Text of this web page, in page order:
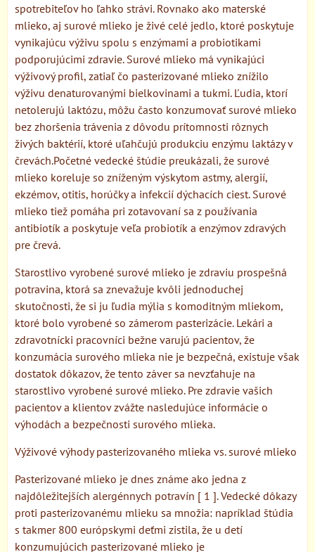
spotrebiteľov ho ľahko strávi. Rovnako ako materské
mlieko, aj surové mlieko je živé celé jedlo, ktoré poskytuje
vynikajúcu výživu spolu s enzýmami a probiotikami
podporujúcimi zdravie. Surové mlieko má vynikajúci
výživový profil, zatiaľ čo pasterizované mlieko znížilo
výživu denaturovanými bielkovinami a tukmi. Ľudia, ktorí
netolerujú laktózu, môžu často konzumovať surové mlieko
bez zhoršenia trávenia z dôvodu prítomnosti rôznych
živých baktérií, ktoré uľahčujú produkciu enzýmu laktázy v
črevách.Početné vedecké štúdie preukázali, že surové
mlieko koreluje so zníženým výskytom astmy, alergií,
ekzémov, otitis, horúčky a infekcií dýchacích ciest. Surové
mlieko tiež pomáha pri zotavovaní sa z používania
antibiotík a poskytuje veľa probiotík a enzýmov zdravých
pre črevá.
Starostlivo vyrobené surové mlieko je zdraviu prospešná
potravina, ktorá sa znevažuje kvôli jednoduchej
skutočnosti, že si ju ľudia mýlia s komoditným mliekom,
ktoré bolo vyrobené so zámerom pasterizácie. Lekári a
zdravotnícki pracovníci bežne varujú pacientov, že
konzumácia surového mlieka nie je bezpečná, existuje však
dostatok dôkazov, že tento záver sa nevzťahuje na
starostlivo vyrobené surové mlieko. Pre zdravie vašich
pacientov a klientov zvážte nasledujúce informácie o
výhodách a bezpečnosti surového mlieka.
Výživové výhody pasterizovaného mlieka vs. surové mlieko
Pasterizované mlieko je dnes známe ako jedna z
najdôležitejších alergénnych potravín [ 1 ]. Vedecké dôkazy
proti pasterizovanému mlieku sa množia: napríklad štúdia
s takmer 800 európskymi deťmi zistila, že u detí
konzumujúcich pasterizované mlieko je